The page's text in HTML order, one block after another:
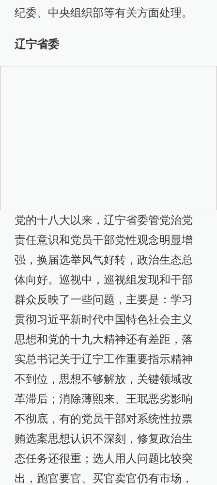
纪委、中央组织部等有关方面处理。
辽宁省委
党的十八大以来，辽宁省委管党治党
责任意识和党员干部党性观念明显增
强，换届选举风气好转，政治生态总
体向好。巡视中，巡视组发现和干部
群众反映了一些问题，主要是：学习
贯彻习近平新时代中国特色社会主义
思想和党的十九大精神还有差距，落
实总书记关于辽宁工作重要指示精神
不到位，思想不够解放，关键领域改
革滞后；消除薄熙来、王珉恶劣影响
不彻底，有的党员干部对系统性拉票
贿选案思想认识不深刻，修复政治生
态任务还很重；选人用人问题比较突
出，跑官要官、买官卖官仍有市场，